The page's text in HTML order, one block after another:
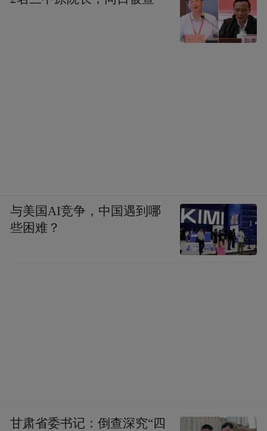
与美国AI竞争，中国遇到哪
些困难？
甘肃省委书记：倒查深究“四